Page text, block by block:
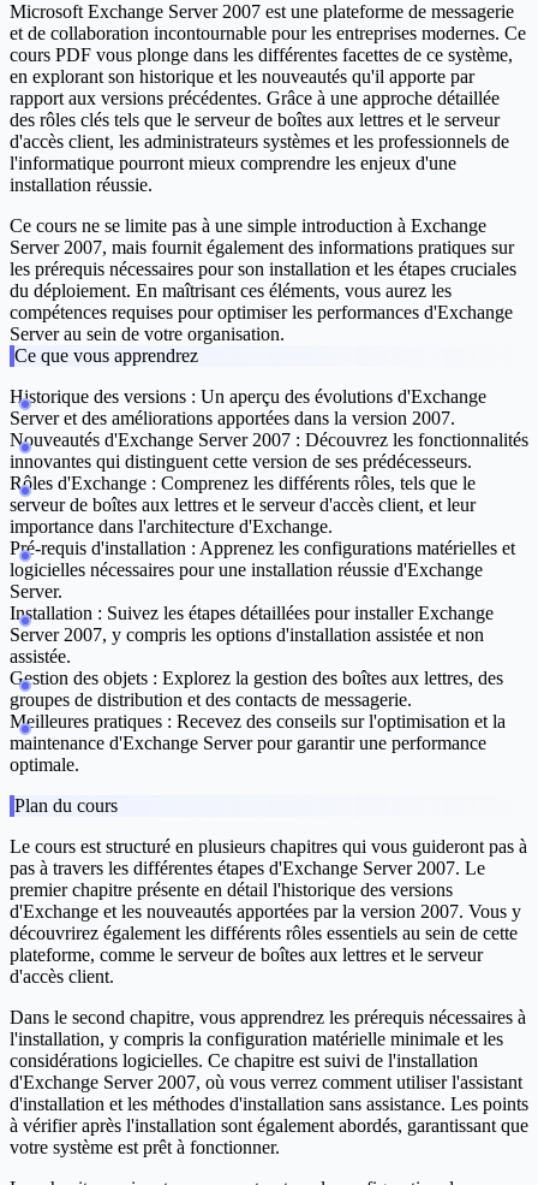
Microsoft Exchange Server 2007 est une plateforme de messagerie
et de collaboration incontournable pour les entreprises modernes. Ce
cours PDF vous plonge dans les différentes facettes de ce système,
en explorant son historique et les nouveautés qu'il apporte par
rapport aux versions précédentes. Grâce à une approche détaillée
des rôles clés tels que le serveur de boîtes aux lettres et le serveur
d'accès client, les administrateurs systèmes et les professionnels de
l'informatique pourront mieux comprendre les enjeux d'une
installation réussie.
Ce cours ne se limite pas à une simple introduction à Exchange
Server 2007, mais fournit également des informations pratiques sur
les prérequis nécessaires pour son installation et les étapes cruciales
du déploiement. En maîtrisant ces éléments, vous aurez les
compétences requises pour optimiser les performances d'Exchange
Server au sein de votre organisation.
Ce que vous apprendrez
Historique des versions : Un aperçu des évolutions d'Exchange
Server et des améliorations apportées dans la version 2007.
Nouveautés d'Exchange Server 2007 : Découvrez les fonctionnalités
innovantes qui distinguent cette version de ses prédécesseurs.
Rôles d'Exchange : Comprenez les différents rôles, tels que le
serveur de boîtes aux lettres et le serveur d'accès client, et leur
importance dans l'architecture d'Exchange.
Pré-requis d'installation : Apprenez les configurations matérielles et
logicielles nécessaires pour une installation réussie d'Exchange
Server.
Installation : Suivez les étapes détaillées pour installer Exchange
Server 2007, y compris les options d'installation assistée et non
assistée.
Gestion des objets : Explorez la gestion des boîtes aux lettres, des
groupes de distribution et des contacts de messagerie.
Meilleures pratiques : Recevez des conseils sur l'optimisation et la
maintenance d'Exchange Server pour garantir une performance
optimale.
Plan du cours
Le cours est structuré en plusieurs chapitres qui vous guideront pas à
pas à travers les différentes étapes d'Exchange Server 2007. Le
premier chapitre présente en détail l'historique des versions
d'Exchange et les nouveautés apportées par la version 2007. Vous y
découvrirez également les différents rôles essentiels au sein de cette
plateforme, comme le serveur de boîtes aux lettres et le serveur
d'accès client.
Dans le second chapitre, vous apprendrez les prérequis nécessaires à
l'installation, y compris la configuration matérielle minimale et les
considérations logicielles. Ce chapitre est suivi de l'installation
d'Exchange Server 2007, où vous verrez comment utiliser l'assistant
d'installation et les méthodes d'installation sans assistance. Les points
à vérifier après l'installation sont également abordés, garantissant que
votre système est prêt à fonctionner.